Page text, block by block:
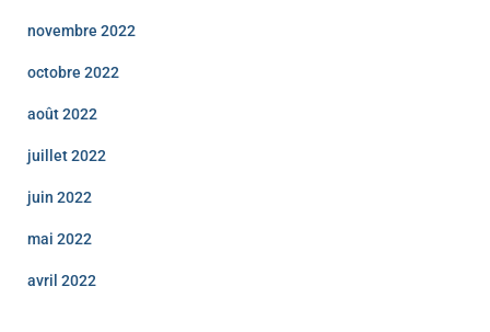
novembre 2022
octobre 2022
août 2022
juillet 2022
juin 2022
mai 2022
avril 2022